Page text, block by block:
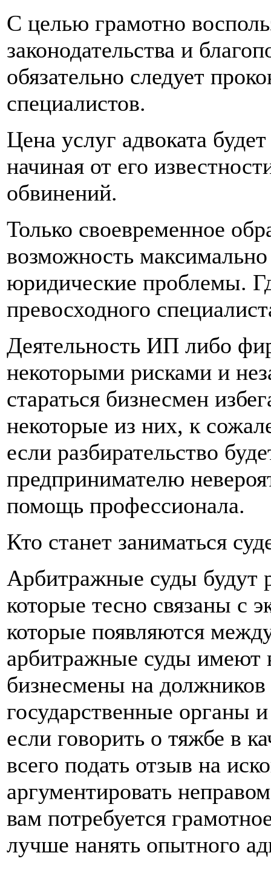
С целью грамотно
законодательства и
обязательно следует
специалистов.
Цена услуг адвоката
начиная от его
обвинений.
Только своевременное
возможность
юридические проблемы.
превосходного
Деятельность ИП либо
некоторыми рисками и
стараться бизнесмен
некоторые из них, к
если разбирательство
предпринимателю
помощь профессионала.
Кто станет заниматься
Арбитражные суды будут
которые тесно связаны с
которые появляются
арбитражные суды имеют
бизнесмены на должников
государственные
если говорить о тяжбе в
всего подать отзыв на
аргументировать
вам потребуется
лучше нанять опытного